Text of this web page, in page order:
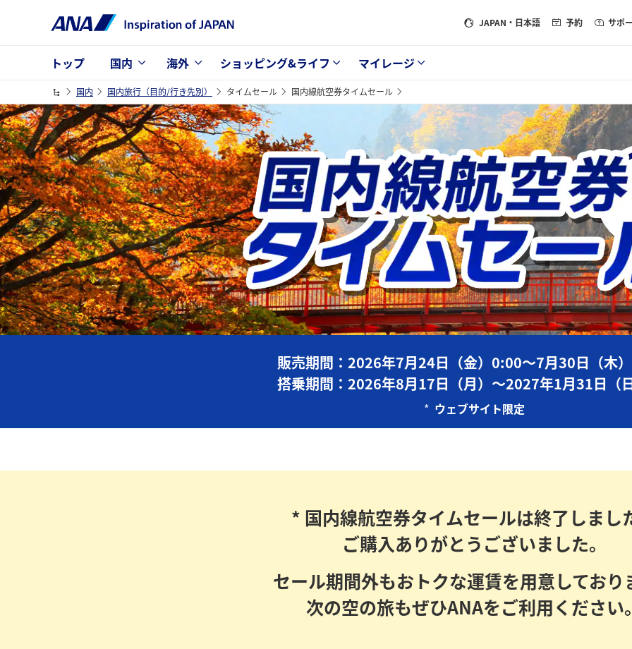
JAPAN ・日本語 予約 サポ
トップ 国内 海外 ショッピング&ライフ マイレージ
国内 国内旅行（目的/行き先別） タイムセール 国内線航空券タイムセール
販売期間：2026年7月24日（金）0:00～7月30日（木
搭乗期間：2026年8月17日（月）～2027年1月31日（
* ウェブサイト限定
* 国内線航空券タイムセールは終了しまし
ご購入ありがとうございました。
セール期間外もおトクな運賃を用意しており
次の空の旅もぜひANAをご利用ください